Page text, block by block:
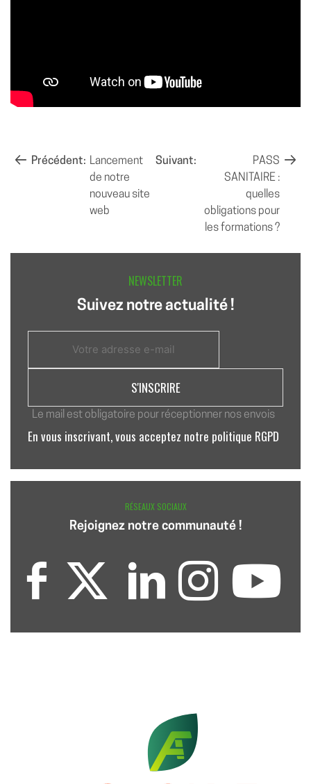
NAVIGATION
Précédent: Lancement
de notre
nouveau site
web
Suivant:
PASS
SANITAIRE :
quelles
obligations pour
les formations ?
NEWSLETTER
Suivez notre actualité !
Le mail est obligatoire pour réceptionner nos envois
En vous inscrivant, vous acceptez notre politique RGPD
RÉSEAUX SOCIAUX
Rejoignez notre communauté !